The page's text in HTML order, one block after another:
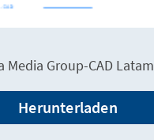
Media Group-CAD Latam
Herunterladen